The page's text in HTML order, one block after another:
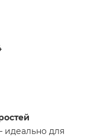
идеально для